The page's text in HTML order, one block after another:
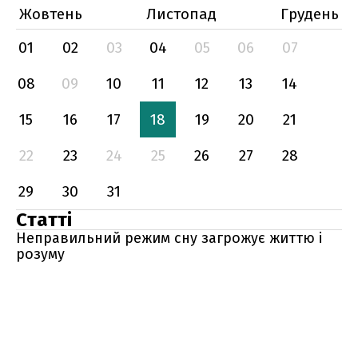
Жовтень Листопад
Грудень
01
02 03 04 05 06
07
08
09 10 11 12 13
14
15
16 17 18 19 20
21
22
23 24 25 26 27
28
29
30 31
Статті
Неправильний режим сну загрожує життю і
розуму